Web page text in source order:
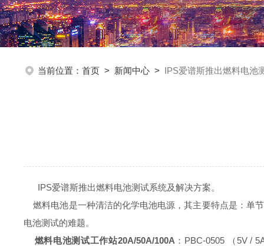
当前位置： 首页 > 新闻中心 > IPS爱谱斯推出燃料电池
IPS爱谱斯推出燃料电池测试系统及解决方案。
燃料电池是一种清洁的化学电池电源，其主要特点是：单
电池测试的难题。
燃料电池测试工作站20A/50A/100A ： PBC-0505 （ 5V /